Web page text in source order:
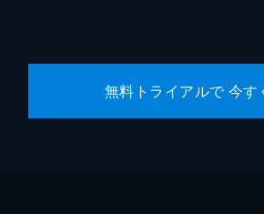
無料トライアルで 今す